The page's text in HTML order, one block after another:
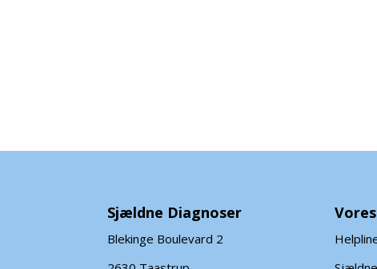
Sjældne Diagnoser
Blekinge Boulevard 2